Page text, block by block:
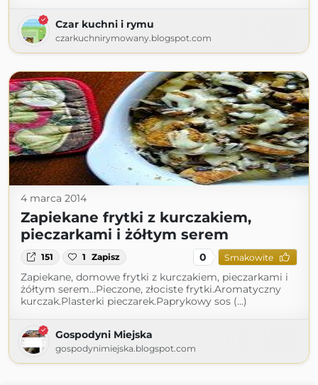
Czar kuchni i rymu
czarkuchnirymowany.blogspot.com
4 marca 2014
Zapiekane frytki z kurczakiem,
pieczarkami i żółtym serem
151 1 Zapisz 0 Smakowite
Zapiekane, domowe frytki z kurczakiem, pieczarkami i
żółtym serem...Pieczone, złociste frytki.Aromatyczny
kurczak.Plasterki pieczarek.Paprykowy sos (...)
Gospodyni Miejska
gospodynimiejska.blogspot.com